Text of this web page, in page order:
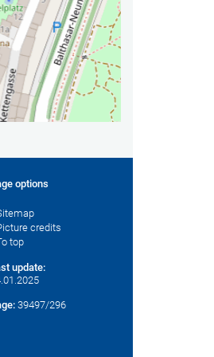
options
credits
top
update:
39497/296